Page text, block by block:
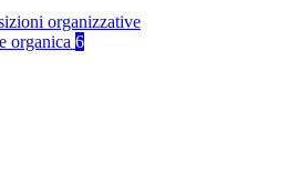
organizzative
organica 6